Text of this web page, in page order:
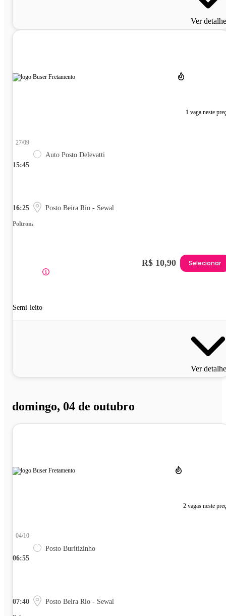
Ver
1 vaga neste
15:45
27/09
Auto Posto Delevatti
16:25 Posto Beira Rio - Sewal
Poltrona
Semi-leito
R$ 10,90 Selecionar
Ver
domingo, 04 de outubro
2 vagas neste
06:55
04/10
Posto Buritizinho
07:40 Posto Beira Rio - Sewal